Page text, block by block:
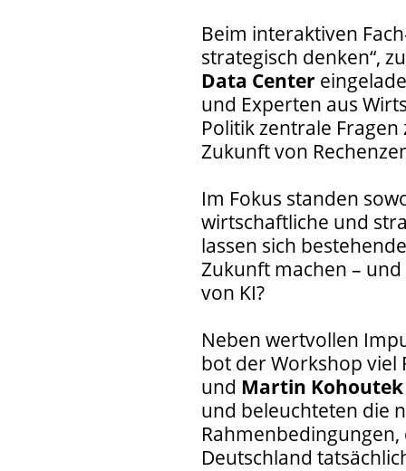
Beim interaktiven
strategisch denken“,
Data Center
und Experten aus
Politik zentrale
Zukunft von
Im Fokus standen
wirtschaftliche und
lassen sich
Zukunft machen –
von KI?
Neben wertvollen
bot der Workshop
und Martin Kohoutek
und beleuchteten die
Deutschland